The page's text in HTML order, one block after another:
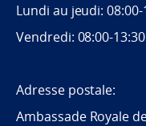
Lundi au jeudi: 08:00-
Vendredi: 08:00-13:30
Adresse postale:
Ambassade Royale